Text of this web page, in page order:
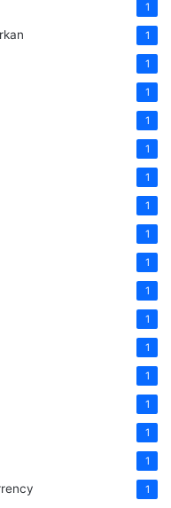
1
1
1
1
1
1
1
1
1
1
1
1
1
1
1
1
1
1